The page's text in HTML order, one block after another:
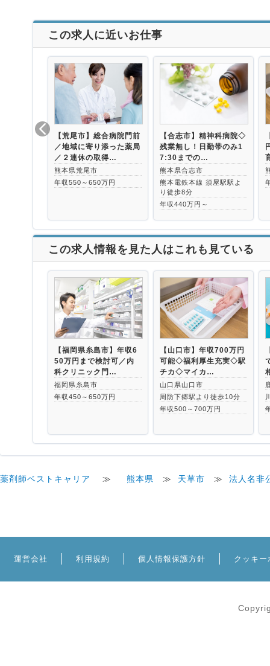
この求人に近いお仕事
【荒尾市】総合病院門前
／地域に寄り添った薬局
／２連休の取得…
熊本県荒尾市
年収550～650万円
【合志市】精神科病院◇
残業無し！日勤帯のみ1
7:30までの…
熊本県合志市
熊本電鉄本線 須屋駅駅よ
り徒歩8分
年収440万円～
この求人情報を見た人はこれも見ている
【福岡県糸島市】年収6
50万円まで検討可／内
科クリニック門…
福岡県糸島市
年収450～650万円
【山口市】年収700万円
可能◇福利厚生充実◇駅
チカ◇マイカ…
山口県山口市
周防下郷駅より徒歩10分
年収500～700万円
薬剤師ベストキャリア ≫ 熊本県 ≫ 天草市 ≫ 法人名非
運営会社 利用規約 個人情報保護方針 クッキー